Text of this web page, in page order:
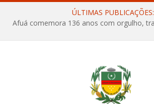
ÚLTIMAS PUBLICAÇÕES: